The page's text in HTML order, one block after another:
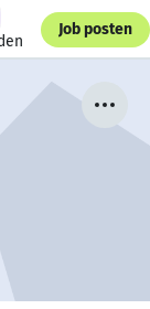
Job posten